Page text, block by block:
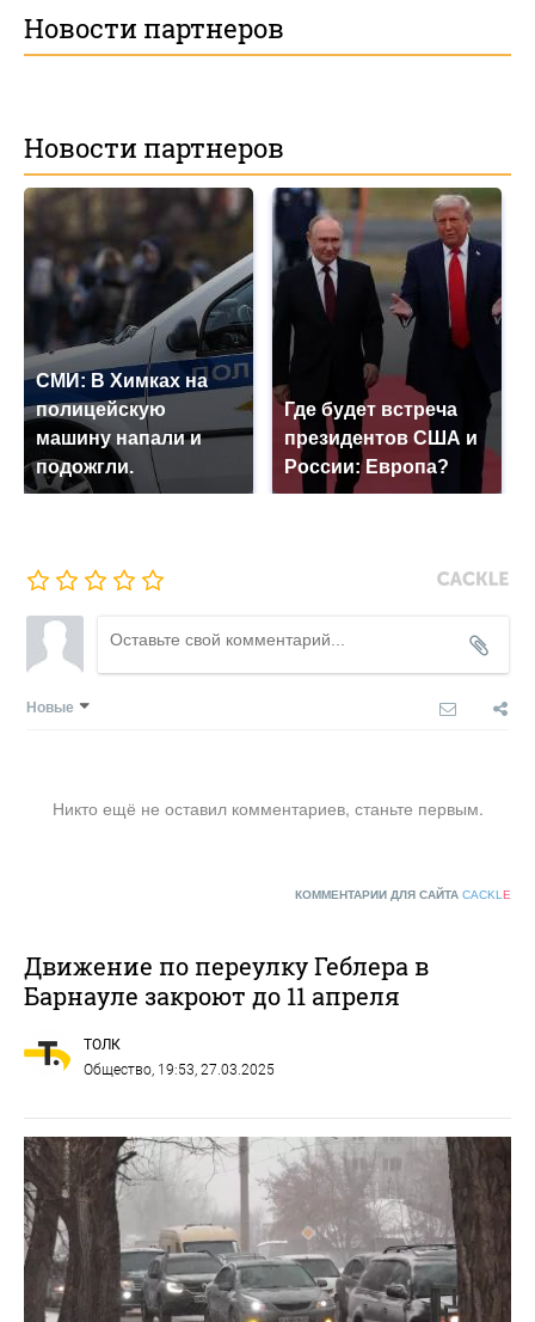
Новости партнеров
Новости партнеров
СМИ: В Химках на
полицейскую
машину напали и
подожгли.
Где будет встреча
президентов США и
России: Европа?
Новые
Никто ещё не оставил комментариев, станьте первым.
КОММЕНТАРИИ ДЛЯ САЙТА CACKL E
Движение по переулку Геблера в
Барнауле закроют до 11 апреля
ТОЛК
Общество, 19:53, 27.03.2025